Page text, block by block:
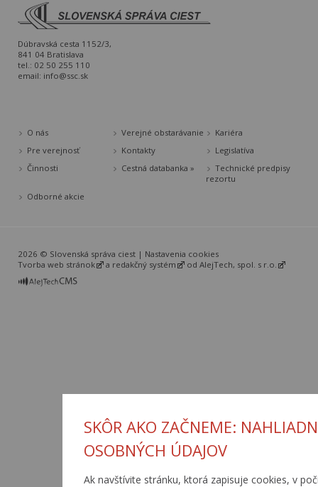
SKÔR AKO ZAČNEME:
OSOBNÝCH ÚDAJOV
Ak navštívite stránku, ktorá zapisuje cookies, v
Dúbravská cesta 1152/3,
841 04 Bratislava
tel.: 02 50 255 110
email: info@ssc.sk
O nás Verejné obstarávanie
Kariéra
Pre verejnosť
Kontakty
Legislatíva
Činnosti
Cestná databanka »
Technické predpisy
rezortu
Odborné akcie
2026 © Slovenská správa ciest | Nastavenia cookies
Tvorba web stránok
a redakčný systém od AlejTech, spol. s r.o.